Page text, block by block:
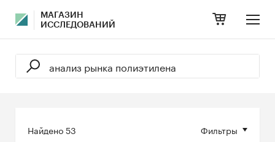
МАГАЗИН
ИССЛЕДОВАНИЙ
Фильтры
Найдено53